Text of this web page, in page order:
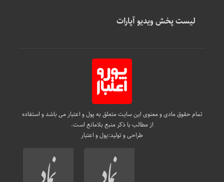
لیست پخش ویدیو آپارات
تمام حقوق مادی و معنوی این سایت متعلق به پول و اعتبار می باشد و استفاده
از مطالب با ذکر منبع بلامانع است.
طراحی و تولید:پول و اعتبار